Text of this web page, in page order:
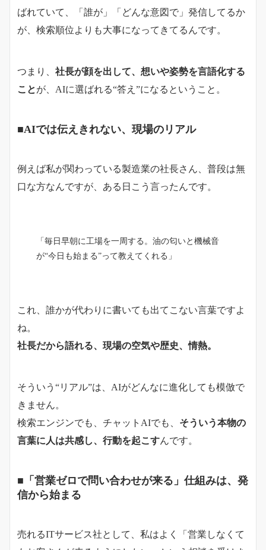
ばれていて、「誰が」「どんな意図で」発信してるか
が、検索順位よりも大事になってきてるんです。
つまり、 社長が顔を出して、想いや姿勢を言語化する
ことが、AIに選ばれる“答え”になるということ。
■AIでは伝えきれない、現場のリアル
例えば私が関わっている製造業の社長さん、普段は無
口な方なんですが、ある日こう言ったんです。
「毎日早朝に工場を一周する。油の匂いと機械音
が“今日も始まる”って教えてくれる」
これ、誰かが代わりに書いても出てこない言葉ですよ
ね。
社長だから語れる、現場の空気や歴史、情熱。
そういう“リアル”は、AIがどんなに進化しても模倣で
きません。
検索エンジンでも、チャットAIでも、 そういう本物の
言葉に人は共感し、行動を起こすんです。
■「営業ゼロで問い合わせが来る」仕組みは、発
信から始まる
売れるITサービス社として、私はよく「営業しなくて